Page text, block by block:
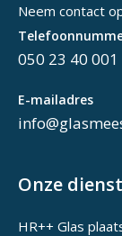
Neem contact
050 23 40 001
E-mailadres
Onze
HR++ Glas